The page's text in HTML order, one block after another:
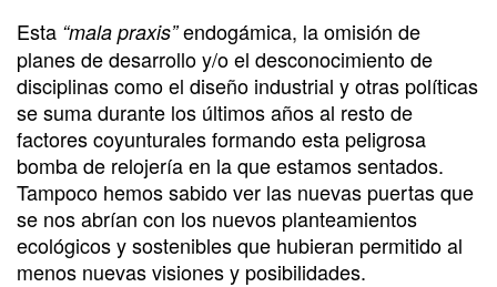
Esta “mala praxis”endogámica, la omisión de
planes de desarrollo y/o el desconocimiento de
disciplinas como el diseño industrial y otras políticas
se suma durante los últimos años al resto de
factores coyunturales formando esta peligrosa
bomba de relojería en la que estamos sentados.
Tampoco hemos sabido ver las nuevas puertas que
se nos abrían con los nuevos planteamientos
ecológicos y sostenibles que hubieran permitido al
menos nuevas visiones y posibilidades.